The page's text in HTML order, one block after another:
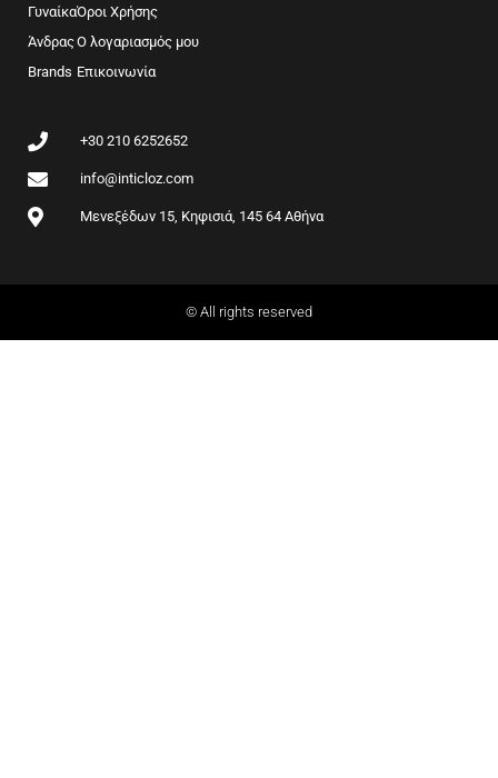
b
o
o
k
a
r
a
Γυναίκα
Άνδρας
Brands
Όροι Χρήσης
Ο λογαριασμός μου
Επικοινωνία
+30 210 6252652
info@inticloz.com
Μενεξέδων 15, Κηφισιά, 145 64 Αθήνα
© All rights reserved